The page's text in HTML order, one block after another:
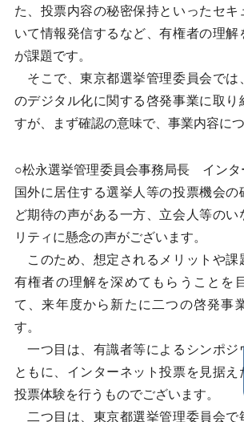
た、投票内容の秘密保持といったセキ
いて情報発信するなど、有権者の理解
が課題です。
そこで、東京都選挙管理委員会では
のデジタル化に関する啓発事業に取り
すが、まず確認の意味で、事業内容につ
○松永選挙管理委員会事務局長 インタ
国外に居住する選挙人等の投票機会の
ど期待の声がある一方、立会人等のい
リティに懸念の声がございます。
このため、想定されるメリットや課
有権者の理解を深めてもらうことを
て、来年度から新たに二つの啓発事
す。
一つ目は、有識者等によるシンポジ
ともに、インターネット投票を見据え
投票体験を行うものでございます。
二つ目は、東京都選挙管理委員会で